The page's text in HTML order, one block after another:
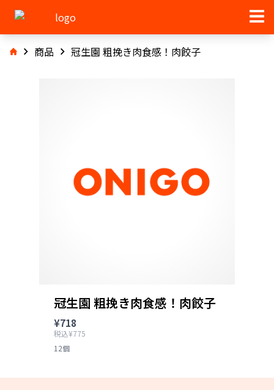
商品 冠生園 粗挽き肉食感！肉餃子
冠生園 粗挽き肉食感！肉餃子
¥718
税込¥775
12個